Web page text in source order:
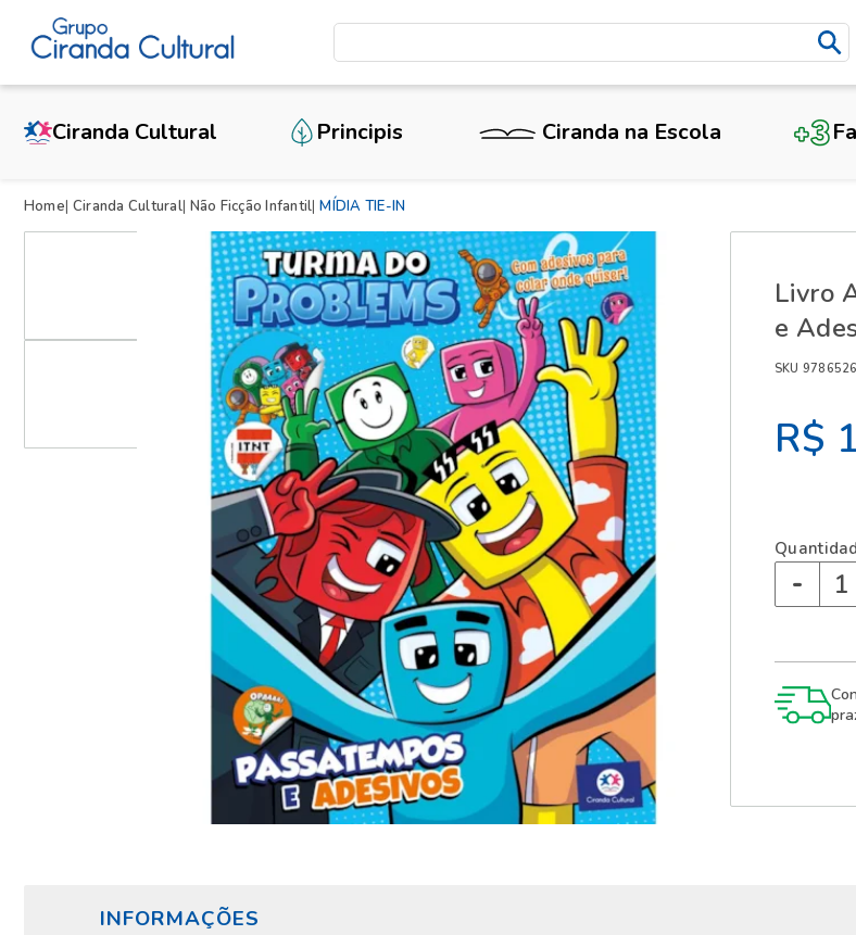
Ciranda Cultural Principis Ciranda na Escola
Home Ciranda Cultural Não Ficção Infantil MÍDIA TIE-IN
Livro
e
SKU
R$
-
INFORMAÇÕES
X